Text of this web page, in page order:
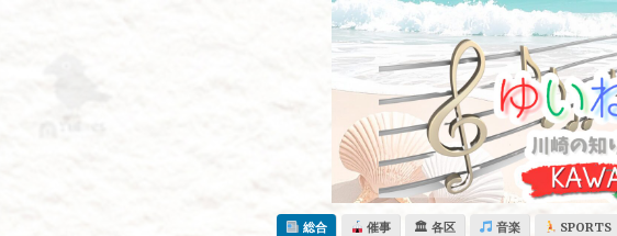
総合 催事 🏛 各区 音楽 SPORTS